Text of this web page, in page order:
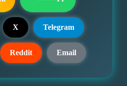
X Telegram
Reddit Email